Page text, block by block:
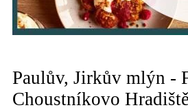
Paulův, Jirkův mlýn -
Choustníkovo